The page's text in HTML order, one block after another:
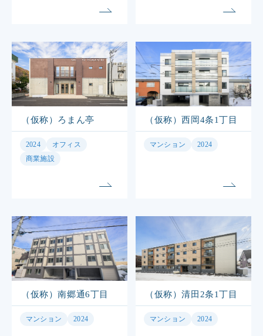
（仮称）ろまん亭
2024
オフィス
商業施設
（仮称）西岡4条1丁目
マンション 2024
（仮称）南郷通6丁目
マンション 2024
（仮称）清田2条1丁目
マンション 2024